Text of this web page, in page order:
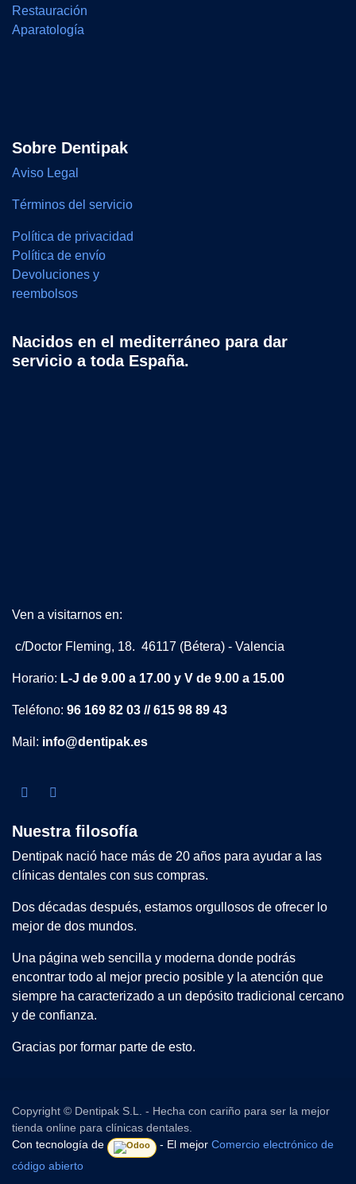
Restauración
Aparatología
Sobre Dentipak
Aviso Legal
Términos del servicio
Política de privacidad
Política de envío
Devoluciones y
reembolsos
Nacidos en el mediterráneo para dar
servicio a toda España.
Ven a visitarnos en:
c/Doctor Fleming, 18. 46117 (Bétera) - Valencia
Horario: L-J de 9.00 a 17.00 y V de 9.00 a 15.00
Teléfono: 96 169 82 03 // 615 98 89 43
Mail: info@dentipak.es
Nuestra filosofía
Dentipak nació hace más de 20 años para ayudar a las
clínicas dentales con sus compras.
Dos décadas después, estamos orgullosos de ofrecer lo
mejor de dos mundos.
Una página web sencilla y moderna donde podrás
encontrar todo al mejor precio posible y la atención que
siempre ha caracterizado a un depósito tradicional cercano
y de confianza.
Gracias por formar parte de esto.
Copyright © Dentipak S.L. - Hecha con cariño para ser la mejor
tienda online para clínicas dentales.
Con tecnología de
- El mejor Comercio electrónico de
código abierto